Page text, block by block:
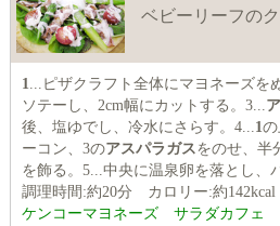
ベビーリーフの
1
...ピザクラフト全体にマヨネーズを
ソテーし、2cm幅にカットする。3...
後、塩ゆでし、冷水にさらす。4... 1
ーコン、3のアスパラガスをのせ、半
を飾る。5...中央に温泉卵を落とし、
調理時間:約20分 カロリー:約
ケンコーマヨネーズ サラダカフェ